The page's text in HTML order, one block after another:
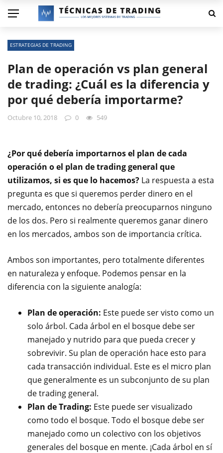
ESTRATEGIAS DE TRADING
Plan de operación vs plan general
de trading: ¿Cuál es la diferencia y
por qué debería importarme?
Octubre 10, 2018 0 549
¿Por qué debería importarnos el plan de cada
operación o el plan de trading general que
utilizamos, si es que lo hacemos? La respuesta a esta
pregunta es que si queremos perder dinero en el
mercado, entonces no debería preocuparnos ninguno
de los dos. Pero si realmente queremos ganar dinero
en los mercados, ambos son de importancia crítica.
Ambos son importantes, pero totalmente diferentes
en naturaleza y enfoque. Podemos pensar en la
diferencia con la siguiente analogía:
Plan de operación: Este puede ser visto como un
solo árbol. Cada árbol en el bosque debe ser
manejado y nutrido para que pueda crecer y
sobrevivir. Su plan de operación hace esto para
cada transacción individual. Este es el micro plan
que generalmente es un subconjunto de su plan
de trading general.
Plan de Trading: Este puede ser visualizado
como todo el bosque. Todo el bosque debe ser
manejado como un colectivo con los objetivos
generales del bosque en mente. ¡Cada árbol en sí